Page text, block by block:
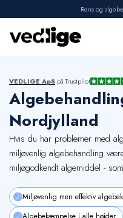
Rens og
Forside
Vi tilbyder
Udførte opgaver
Erhverv
Om os
Kontakt
VEDLIGE ApS på Trustpilot
Nordjylland
Hvis du har problemer med
miljøvenlig algebehandling
miljøgodkendt algemiddel -
Miljøvenlig men effektiv